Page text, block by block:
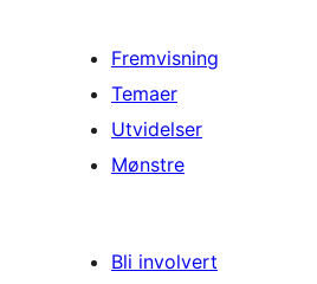
Fremvisning
Temaer
Utvidelser
Mønstre
Bli involvert